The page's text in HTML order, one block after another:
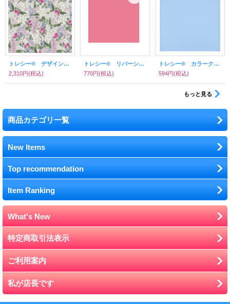
トレシー® デザインクロス( WOOシリーズプリント柄 ) 24×24cm 新柄セット （グレージュフラワー、チェック、カラフル猫 各1枚）
2,310円(税込)
トレシー® リバーシブルクロス PM60 C/C チェリーピンク × コーラルピンク 24×24cm
770円(税込)
トレシー® カラークロス( 無地 ) 24×24cm G20 スカイブルー
594円(税込)
もっと見る
商品カテゴリ一覧
New Items
Top recommendation
Item Ranking
What's New
特定商取引法表示
ご利用案内
私が店長です